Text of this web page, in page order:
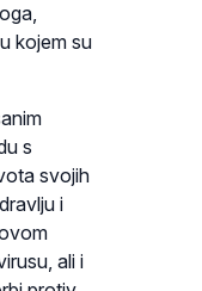
kojem su
s
svojih
i
ali i